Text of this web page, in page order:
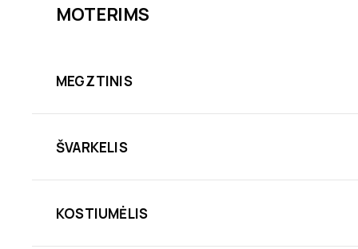
MOTERIMS
MEGZTINIS
ŠVARKELIS
KOSTIUMĖLIS